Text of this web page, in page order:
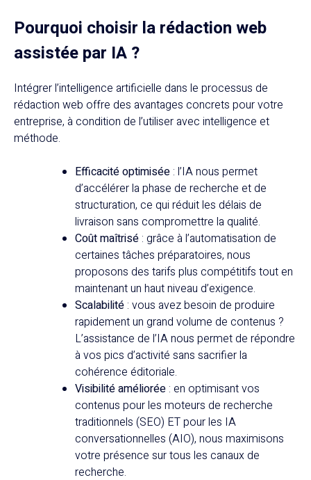
Pourquoi choisir la rédaction web
assistée par IA ?
Intégrer l’intelligence artificielle dans le processus de
rédaction web offre des avantages concrets pour votre
entreprise, à condition de l’utiliser avec intelligence et
méthode.
Efficacité optimisée : l’IA nous permet
d’accélérer la phase de recherche et de
structuration, ce qui réduit les délais de
livraison sans compromettre la qualité.
Coût maîtrisé : grâce à l’automatisation de
certaines tâches préparatoires, nous
proposons des tarifs plus compétitifs tout en
maintenant un haut niveau d’exigence.
Scalabilité : vous avez besoin de produire
rapidement un grand volume de contenus ?
L’assistance de l’IA nous permet de répondre
à vos pics d’activité sans sacrifier la
cohérence éditoriale.
Visibilité améliorée : en optimisant vos
contenus pour les moteurs de recherche
traditionnels (SEO) ET pour les IA
conversationnelles (AIO), nous maximisons
votre présence sur tous les canaux de
recherche.